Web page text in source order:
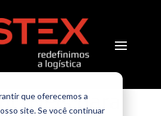
que oferecemos a
site. Se você continuar
para